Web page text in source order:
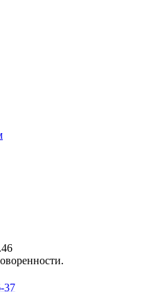
37